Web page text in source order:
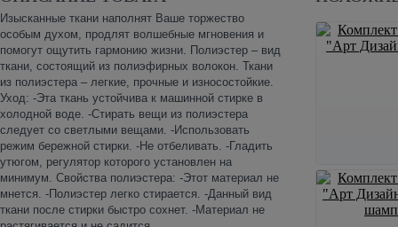
Изысканные ткани наполнят Ваше торжество
особым духом, продлят волшебные мгновения и
помогут ощутить гармонию жизни. Полиэстер – вид
ткани, состоящий из полиэфирных волокон. Ткани
из полиэстера – легкие, прочные и износостойкие.
Уход: -Эта ткань устойчива к машинной стирке в
холодной воде. -Стирать вещи из полиэстера
следует со светлыми вещами. -Использовать
режим бережной стирки. -Не отбеливать. -Гладить
утюгом, регулятор которого установлен на
минимум. Свойства полиэстера: -Этот материал не
мнется. -Полиэстер легко стирается. -Данный вид
ткани после стирки быстро сохнет. -Материал не